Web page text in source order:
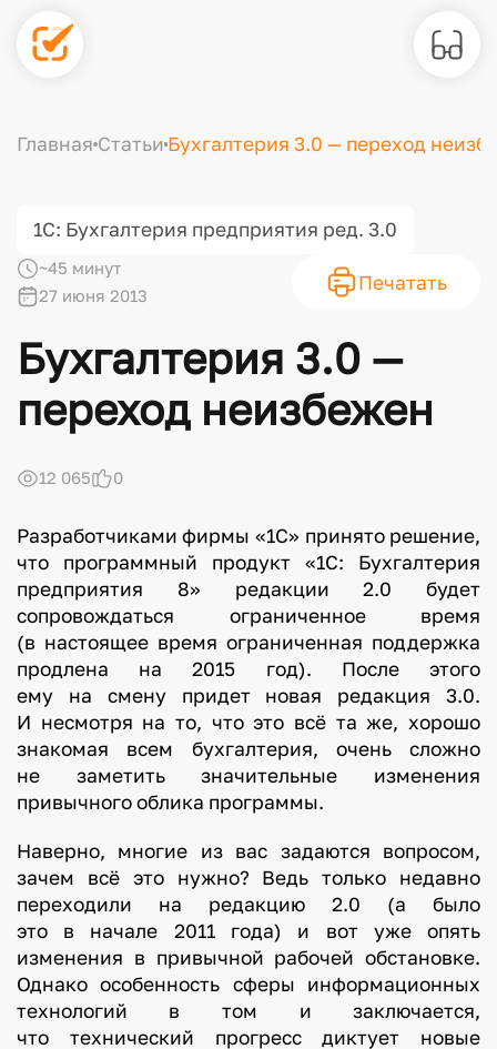
Главная Статьи Бухгалтерия 3.0 — переход
1С: Бухгалтерия предприятия ред. 3.0
~45 минут
27 июня 2013
Печатать
Бухгалтерия 3.0 —
переход неизбежен
12 065 0
Разработчиками фирмы «1С» принято решение,
что программный продукт «1С: Бухгалтерия
предприятия 8» редакции 2.0 будет
сопровождаться ограниченное время
(в настоящее время ограниченная поддержка
продлена на 2015 год). После этого
ему на смену придет новая редакция 3.0.
И несмотря на то, что это всё та же, хорошо
знакомая всем бухгалтерия, очень сложно
не заметить значительные изменения
привычного облика программы.
Наверно, многие из вас задаются вопросом,
зачем всё это нужно? Ведь только недавно
переходили на редакцию 2.0 (а было
это в начале 2011 года) и вот уже опять
изменения в привычной рабочей обстановке.
Однако особенность сферы информационных
технологий в том и заключается,
что технический прогресс диктует новые